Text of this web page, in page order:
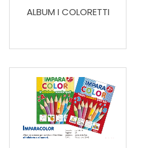
ALBUM I COLORETTI